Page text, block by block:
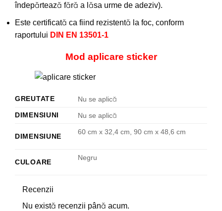
îndepărtează fără a lăsa urme de adeziv).
Este certificată ca fiind rezistentă la foc, conform
raportului DIN EN 13501-1
Mod aplicare sticker
GREUTATE
Nu se aplică
DIMENSIUNI
Nu se aplică
DIMENSIUNE
60 cm x 32,4 cm, 90 cm x 48,6 cm
CULOARE
Negru
Recenzii
Nu există recenzii până acum.